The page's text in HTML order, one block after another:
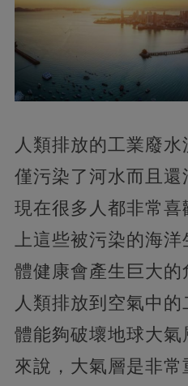
人類排放的工業廢
僅污染了河水而且還
現在很多人都非常
上這些被污染的海
體健康會產生巨大的
人類排放到空氣中
體能夠破壞地球大
來說，大氣層是非